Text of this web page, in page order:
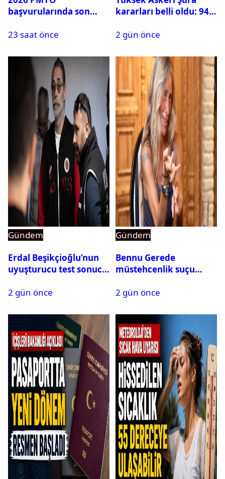
başvurularında son
23 saat önce
kararları belli oldu: 94
2 gün önce
Gündem
Erdal Beşikçioğlu’nun
uyuşturucu test sonucu
2 gün önce
Gündem
Bennu Gerede
müstehcenlik suçu
alındı
2 gün önce